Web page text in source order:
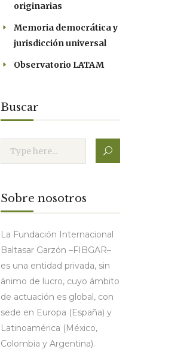
originarias
Memoria democrática y
jurisdicción universal
Observatorio LATAM
Buscar
Sobre nosotros
La Fundación Internacional
Baltasar Garzón –FIBGAR–
es una entidad privada, sin
ánimo de lucro, cuyo ámbito
de actuación es global, con
sede en Europa (España) y
Latinoamérica (México,
Colombia y Argentina).